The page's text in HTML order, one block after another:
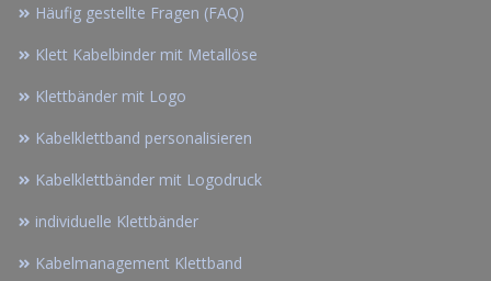
Häufig gestellte Fragen (FAQ)
Klett Kabelbinder mit Metallöse
Klettbänder mit Logo
Kabelklettband personalisieren
Kabelklettbänder mit Logodruck
individuelle Klettbänder
Kabelmanagement Klettband